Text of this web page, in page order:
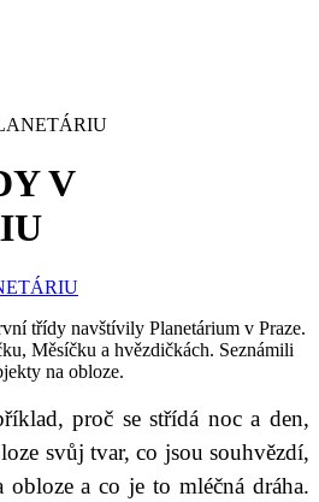
V
třídy navštívily Planetárium v Praze.
Měsíčku a hvězdičkách. Seznámili
na obloze.
proč se střídá noc a den,
svůj tvar, co jsou souhvězdí,
a co je to mléčná dráha.